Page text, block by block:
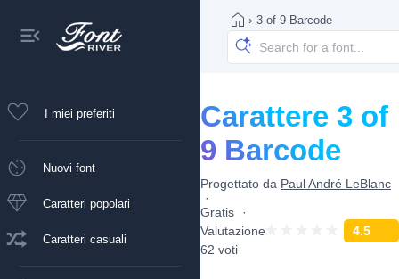
I miei preferiti
Nuovi font
Caratteri popolari
Caratteri casuali
› 3 of 9 Barcode
Carattere 3 of
9 Barcode
Progettato da Paul André LeBlanc
Gratis
Valutazione
4.5
62 voti